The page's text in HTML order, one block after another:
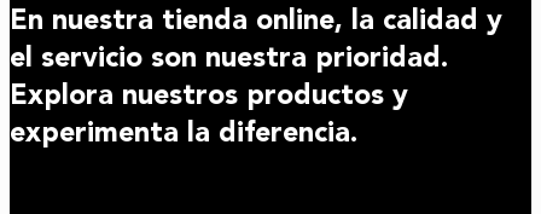
En nuestra tienda online, la calidad y
el servicio son nuestra prioridad.
Explora nuestros productos y
experimenta la diferencia.